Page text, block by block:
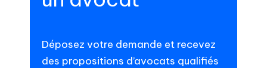
Déposez votre demande et recevez
des propositions d’avocats qualifiés